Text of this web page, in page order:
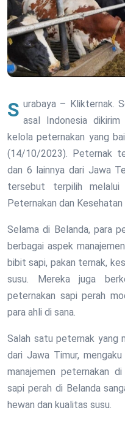
Surabaya – Klikternak. Sebanyak 12 peternak sapi perah asal Indonesia
kelola peternakan yang
(14/10/2023). Peternak
dan 6 lainnya dari Jawa
tersebut terpilih melalui
Peternakan dan
Selama di Belanda, para
berbagai aspek
bibit sapi, pakan ternak,
susu. Mereka juga
peternakan sapi perah
para ahli di sana.
Salah satu peternak yang
dari Jawa Timur,
manajemen peternakan
sapi perah di Belanda
hewan dan kualitas susu.